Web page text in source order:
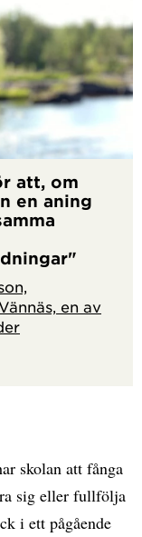
att, om
en aning
en av
skolan att fånga
sig eller fullfölja
i ett pågående